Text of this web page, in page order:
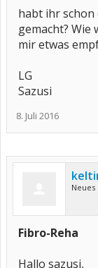
habt ihr schon
gemacht?
mir etwas
LG
Sazusi
8. Juli 2016
Neues
Fibro-Reha
Hallo sazusi,